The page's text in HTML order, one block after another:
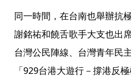
同一時間，在台南也舉辦抗
謝銘祐和饒舌歌手大支也出
台灣公民陣線、台灣青年民
「929台港大遊行－撐港反